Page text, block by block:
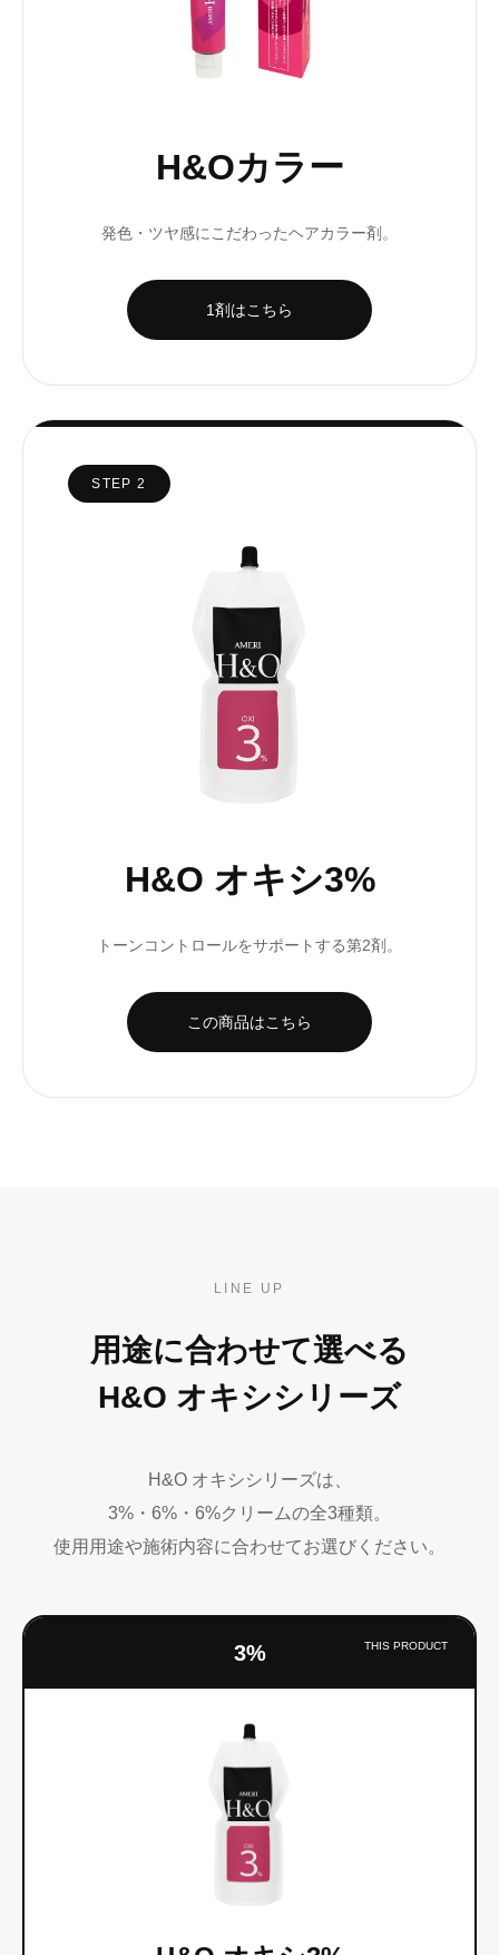
H&Oカラー
発色・ツヤ感にこだわったヘアカラー剤。
1剤はこちら
STEP 2
H&O オキシ3%
トーンコントロールをサポートする第2剤。
この商品はこちら
LINE UP
用途に合わせて選べる
H&O オキシシリーズ
H&O オキシシリーズは、
3%・6%・6%クリームの全3種類。
使用用途や施術内容に合わせてお選びください。
THIS PRODUCT
3%